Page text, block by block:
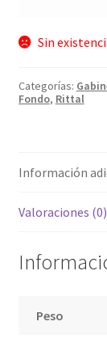
Sin
Categorías:
Fondo, Rittal
Información
Valoraciones (0)
Peso